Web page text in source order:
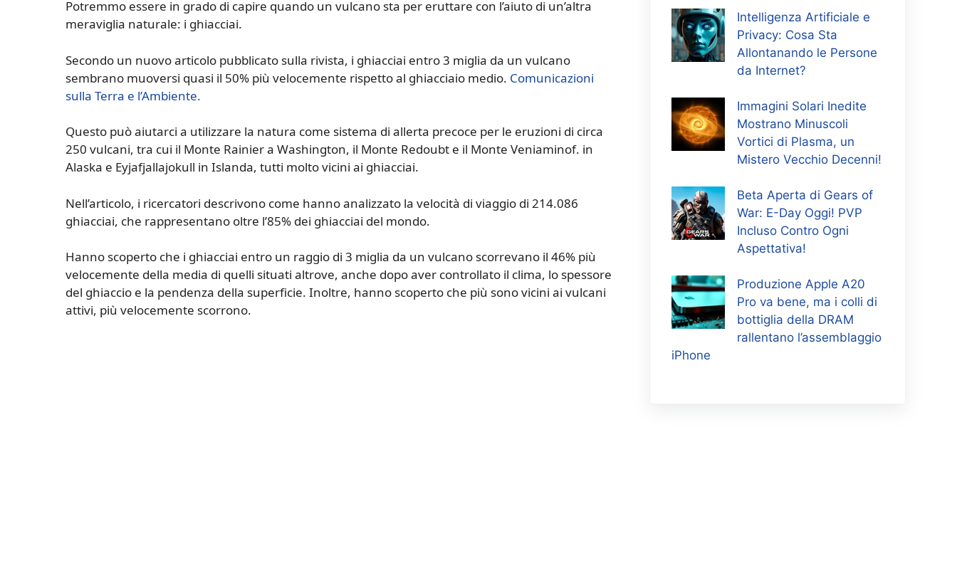
Potremmo essere in grado di capire quando un vulcano sta per eruttare con l’aiuto di un’altra
meraviglia naturale: i ghiacciai.
Secondo un nuovo articolo pubblicato sulla rivista, i ghiacciai entro 3 miglia da un vulcano
sembrano muoversi quasi il 50% più velocemente rispetto al ghiacciaio medio. Comunicazioni
sulla Terra e l’Ambiente.
Questo può aiutarci a utilizzare la natura come sistema di allerta precoce per le eruzioni di circa
250 vulcani, tra cui il Monte Rainier a Washington, il Monte Redoubt e il Monte Veniaminof. in
Alaska e Eyjafjallajokull in Islanda, tutti molto vicini ai ghiacciai.
Nell’articolo, i ricercatori descrivono come hanno analizzato la velocità di viaggio di 214.086
ghiacciai, che rappresentano oltre l’85% dei ghiacciai del mondo.
Hanno scoperto che i ghiacciai entro un raggio di 3 miglia da un vulcano scorrevano il 46% più
velocemente della media di quelli situati altrove, anche dopo aver controllato il clima, lo spessore
del ghiaccio e la pendenza della superficie. Inoltre, hanno scoperto che più sono vicini ai vulcani
attivi, più velocemente scorrono.
Intelligenza Artificiale e
Privacy: Cosa Sta
Allontanando le Persone
da Internet?
Immagini Solari Inedite
Mostrano Minuscoli
Vortici di Plasma, un
Mistero Vecchio Decenni!
Beta Aperta di Gears of
War: E-Day Oggi! PVP
Incluso Contro Ogni
Aspettativa!
Produzione Apple A20
Pro va bene, ma i colli di
bottiglia della DRAM
rallentano l’assemblaggio
iPhone